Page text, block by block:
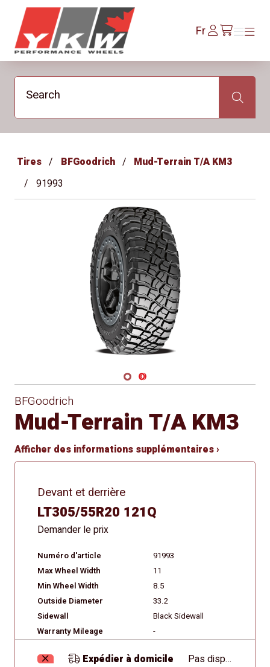
YKW Wheels
FrSe
connecter/fr/cart
Menu
Menu
Search Search
Tires BFGoodrich
Mud-Terrain T/A KM3
91993
Navigate 1
Navigate 2
BFGoodrich
Mud-Terrain T/A KM3
Afficher des informations supplémentaires ›
Devant et derrière
LT305/55R20 121Q
Demander le prix
Numéro d'article
91993
Max Wheel Width
11
Min Wheel Width
8.5
Outside Diameter
33.2
Sidewall
Black Sidewall
Warranty Mileage
-
Expédier à domicile Pas disponible